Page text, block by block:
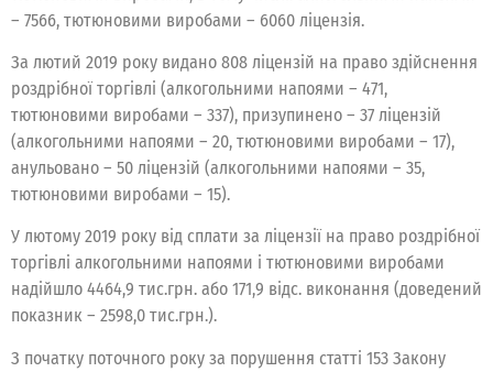
– 7566, тютюновими виробами – 6060 ліцензія.
За лютий 2019 року видано 808 ліцензій на право здійснення
роздрібної торгівлі (алкогольними напоями – 471,
тютюновими виробами – 337), призупинено – 37 ліцензій
(алкогольними напоями – 20, тютюновими виробами – 17),
анульовано – 50 ліцензій (алкогольними напоями – 35,
тютюновими виробами – 15).
У лютому 2019 року від сплати за ліцензії на право роздрібної
торгівлі алкогольними напоями і тютюновими виробами
надійшло 4464,9 тис.грн. або 171,9 відс. виконання (доведений
показник – 2598,0 тис.грн.).
З початку поточного року за порушення статті 153 Закону